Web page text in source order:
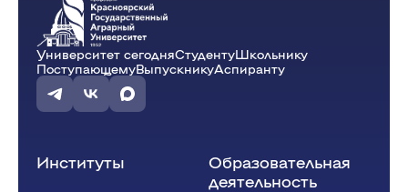
Университет сегодняСтудентуШкольнику
ПоступающемуВыпускникуАспиранту
Институты
Образовательная
деятельность